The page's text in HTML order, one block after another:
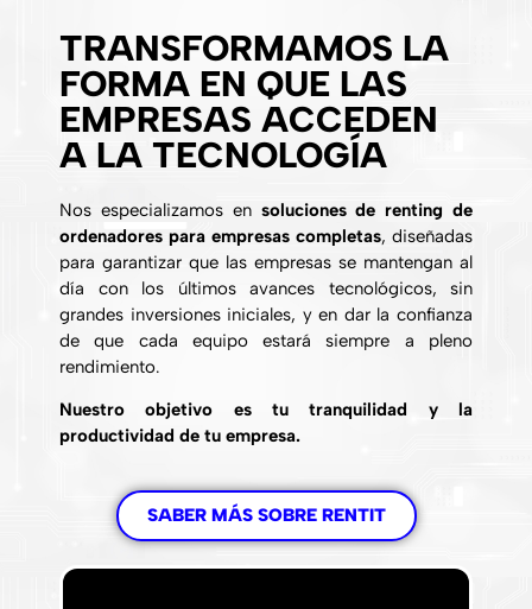
TRANSFORMAMOS LA
FORMA EN QUE LAS
EMPRESAS ACCEDEN
A LA TECNOLOGÍA
Nos especializamos en soluciones de renting de
ordenadores para empresas completas, diseñadas
para garantizar que las empresas se mantengan al
día con los últimos avances tecnológicos, sin
grandes inversiones iniciales, y en dar la confianza
de que cada equipo estará siempre a pleno
rendimiento.
Nuestro objetivo es tu tranquilidad y la
productividad de tu empresa.
SABER MÁS SOBRE RENTIT